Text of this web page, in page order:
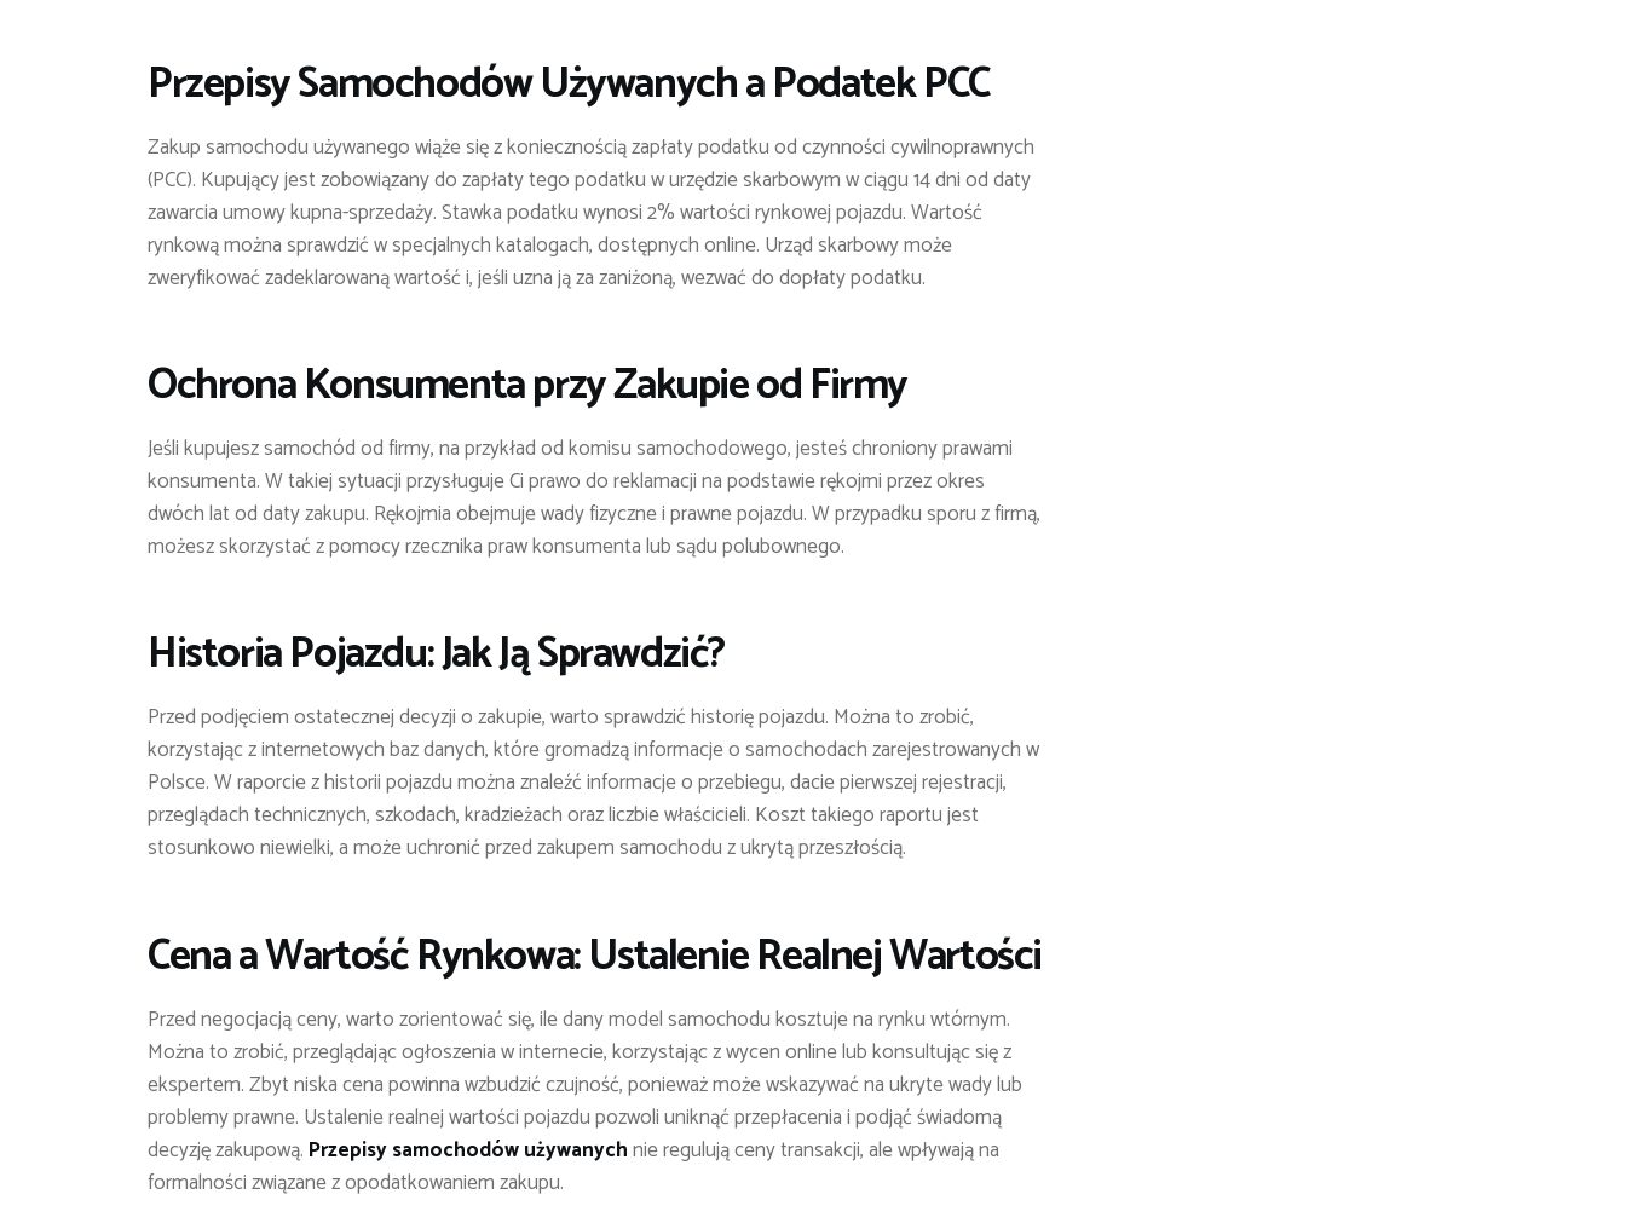
Przepisy Samochodów Używanycha Podatek PCC
Zakup samochodu używanego wiąże się z koniecznością zapłaty podatku od czynności cywilnoprawnych
(PCC). Kupujący jest zobowiązany do zapłaty tego podatku w urzędzie skarbowym w ciągu 14 dni od daty
zawarcia umowy kupna-sprzedaży. Stawka podatku wynosi 2% wartości rynkowej pojazdu. Wartość
rynkową można sprawdzić w specjalnych katalogach, dostępnych online. Urząd skarbowy może
zweryfikować zadeklarowaną wartość i, jeśli uzna ją za zaniżoną, wezwać do dopłaty podatku.
Ochrona Konsumenta przy Zakupie od Firmy
Jeśli kupujesz samochód od firmy, na przykład od komisu samochodowego, jesteś chroniony prawami
konsumenta. W takiej sytuacji przysługuje Ci prawo do reklamacji na podstawie rękojmi przez okres
dwóch lat od daty zakupu. Rękojmia obejmuje wady fizyczne i prawne pojazdu. W przypadku sporu z firmą,
możesz skorzystać z pomocy rzecznika praw konsumenta lub sądu polubownego.
Historia Pojazdu: Jak Ją Sprawdzić?
Przed podjęciem ostatecznej decyzji o zakupie, warto sprawdzić historię pojazdu. Można to zrobić,
korzystając z internetowych baz danych, które gromadzą informacje o samochodach zarejestrowanych w
Polsce. W raporcie z historii pojazdu można znaleźć informacje o przebiegu, dacie pierwszej rejestracji,
przeglądach technicznych, szkodach, kradzieżach oraz liczbie właścicieli. Koszt takiego raportu jest
stosunkowo niewielki, a może uchronić przed zakupem samochodu z ukrytą przeszłością.
Cena a Wartość Rynkowa: Ustalenie Realnej Wartości
Przed negocjacją ceny, warto zorientować się, ile dany model samochodu kosztuje na rynku wtórnym.
Można to zrobić, przeglądając ogłoszenia w internecie, korzystając z wycen online lub konsultując się z
ekspertem. Zbyt niska cena powinna wzbudzić czujność, ponieważ może wskazywać na ukryte wady lub
problemy prawne. Ustalenie realnej wartości pojazdu pozwoli uniknąć przepłacenia i podjąć świadomą
decyzję zakupową. Przepisy samochodów używanychnie regulują ceny transakcji, ale wpływają na
formalności związane z opodatkowaniem zakupu.